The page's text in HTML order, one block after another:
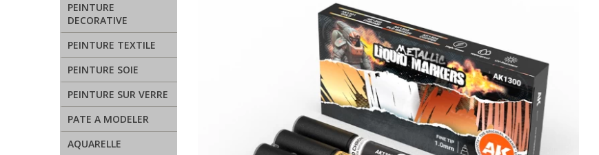
PEINTURE
DECORATIVE
PEINTURE TEXTILE
PEINTURE SOIE
PEINTURE SUR VERRE
PATE A MODELER
AQUARELLE